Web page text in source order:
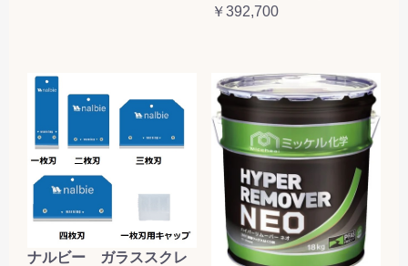
￥392,700
ナルビー ガラススクレ